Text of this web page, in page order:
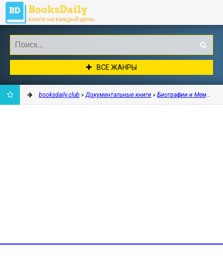
ВСЕ ЖАНРЫ
booksdaily.club »Документальные книги » Биографии и Мемуары